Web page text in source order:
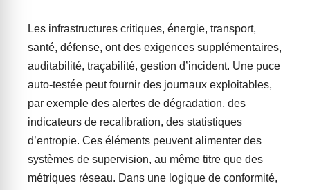
Les infrastructures critiques, énergie, transport,
santé, défense, ont des exigences supplémentaires,
auditabilité, traçabilité, gestion d’incident. Une puce
auto-testée peut fournir des journaux exploitables,
par exemple des alertes de dégradation, des
indicateurs de recalibration, des statistiques
d’entropie. Ces éléments peuvent alimenter des
systèmes de supervision, au même titre que des
métriques réseau. Dans une logique de conformité,